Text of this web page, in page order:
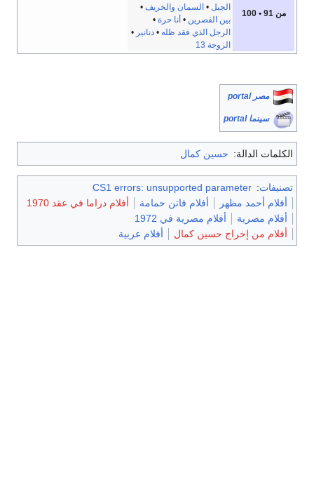
من 91 • 100
الجبل • السمان والخريف •
بين القصرين • أنا حرة •
الرجل الذي فقد ظله •دنانير •
الزوجة 13
مصر portal
سينما portal
الكلمات الدالة: حسين كمال
تصنيفات:
CS1 errors: unsupported parameter
أفلام أحمد مظهر
أفلام فاتن حمامة
أفلام دراما في عقد 1970
أفلام مصرية
أفلام مصرية في 1972
أفلام من إخراج حسين كمال
أفلام عربية